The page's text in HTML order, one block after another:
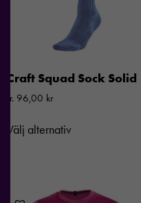
Craft Squad Sock Solid
fr. 96,00 kr
Välj alternativ